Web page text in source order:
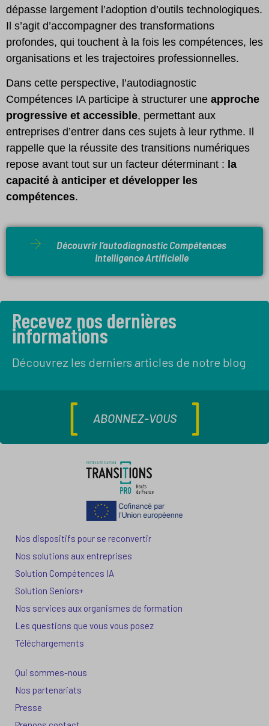
dépasse largement l’adoption d’outils technologiques.
Il s’agit d’accompagner des transformations
profondes, qui touchent à la fois les compétences, les
organisations et les trajectoires professionnelles.
Dans cette perspective, l’autodiagnostic
Compétences IA participe à structurer une approche
progressive et accessible, permettant aux
entreprises d’entrer dans ces sujets à leur rythme. Il
rappelle que la réussite des transitions numériques
repose avant tout sur un facteur déterminant : la
capacité à anticiper et développer les
compétences.
Découvrir l’autodiagnostic Compétences
Intelligence Artificielle
Recevez nos dernières
informations
Découvrez les derniers articles de notre blog
ABONNEZ-VOUS
Nos dispositifs pour se reconvertir
Nos solutions aux entreprises
Solution Compétences IA
Solution Seniors+
Nos services aux organismes de formation
Les questions que vous vous posez
Téléchargements
Qui sommes-nous
Nos partenariats
Presse